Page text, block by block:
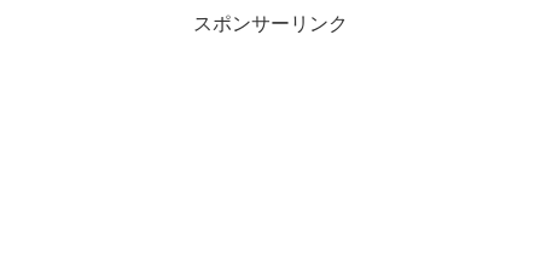
スポンサーリンク